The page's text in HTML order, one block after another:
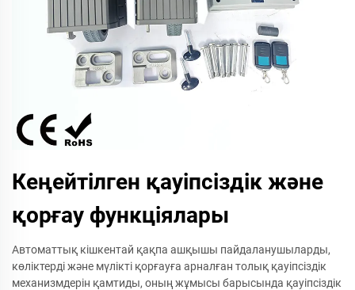
Кеңейтілген қауіпсіздік және
қорғау функціялары
Автоматтық кішкентай қақпа ашқышы пайдаланушыларды,
көліктерді және мүлікті қорғауға арналған толық қауіпсіздік
механизмдерін қамтиды, оның жұмысы барысында қауіпсіздік